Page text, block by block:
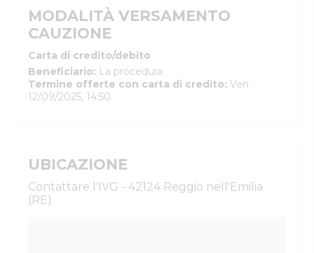
MODALITÀ VERSAMENTO
CAUZIONE
Carta di credito/debito
Beneficiario: La procedura
Termine offerte con carta di credito: Ven
12/09/2025, 14:50
UBICAZIONE
Contattare l'IVG - 42124 Reggio nell'Emilia
(RE)